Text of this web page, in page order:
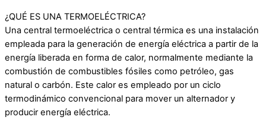
¿QUÉ ES UNA TERMOELÉCTRICA?
Una central termoeléctrica o central térmica es una instalación
empleada para la generación de energía eléctrica a partir de la
energía liberada en forma de calor, normalmente mediante la
combustión de combustibles fósiles como petróleo, gas
natural o carbón. Este calor es empleado por un ciclo
termodinámico convencional para mover un alternador y
producir energía eléctrica.